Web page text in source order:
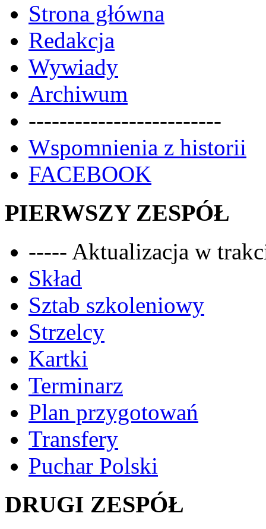
Strona główna
Redakcja
Wywiady
Archiwum
-------------------------
Wspomnienia z historii
FACEBOOK
PIERWSZY ZESPÓŁ
----- Aktualizacja w
Skład
Sztab szkoleniowy
Strzelcy
Kartki
Terminarz
Plan przygotowań
Transfery
Puchar Polski
DRUGI ZESPÓŁ